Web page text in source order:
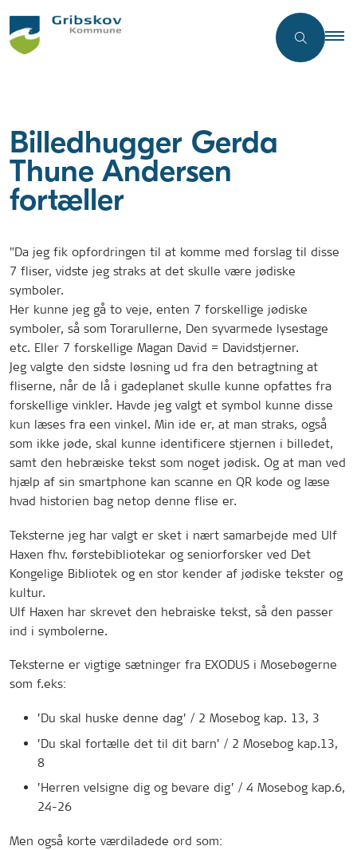
Billedhugger Gerda
Thune Andersen
fortæller
"Da jeg fik opfordringen til at komme med forslag til disse
7 fliser, vidste jeg straks at det skulle være jødiske
symboler.
Her kunne jeg gå to veje, enten 7 forskellige jødiske
symboler, så som Torarullerne, Den syvarmede lysestage
etc. Eller 7 forskellige Magan David = Davidstjerner.
Jeg valgte den sidste løsning ud fra den betragtning at
fliserne, når de lå i gadeplanet skulle kunne opfattes fra
forskellige vinkler. Havde jeg valgt et symbol kunne disse
kun læses fra een vinkel. Min ide er, at man straks, også
som ikke jøde, skal kunne identificere stjernen i billedet,
samt den hebræiske tekst som noget jødisk. Og at man ved
hjælp af sin smartphone kan scanne en QR kode og læse
hvad historien bag netop denne flise er.
Teksterne jeg har valgt er sket i nært samarbejde med Ulf
Haxen fhv. førstebibliotekar og seniorforsker ved Det
Kongelige Bibliotek og en stor kender af jødiske tekster og
kultur.
Ulf Haxen har skrevet den hebraiske tekst, så den passer
ind i symbolerne.
Teksterne er vigtige sætninger fra EXODUS i Mosebøgerne
som f.eks:
’Du skal huske denne dag’ / 2 Mosebog kap. 13, 3
’Du skal fortælle det til dit barn’ / 2 Mosebog kap.13,
8
’Herren velsigne dig og bevare dig’ / 4 Mosebog kap.6,
24-26
Men også korte værdiladede ord som: